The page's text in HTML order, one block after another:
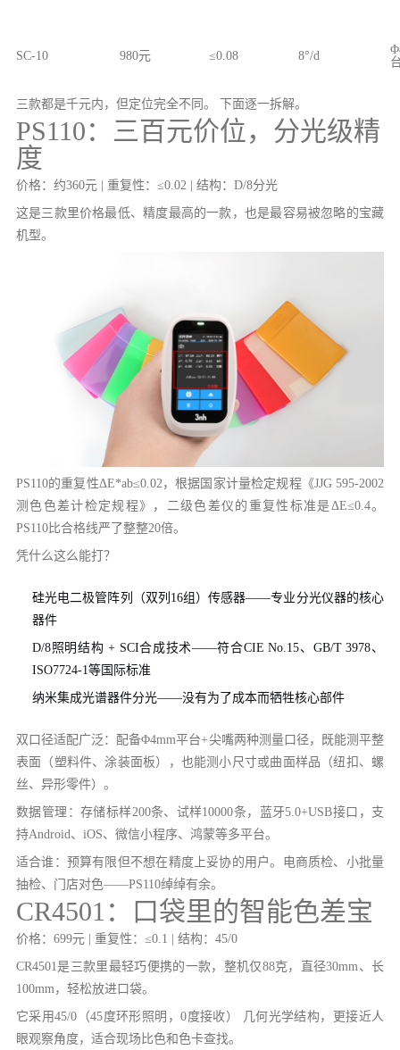
SC-10 980元 ≤0.08 8°/d
三款都是千元内，但定位完全不同。 下面逐一拆解。
PS110：三百元价位，分光级精
度
价格：约360元 | 重复性：≤0.02 | 结构：D/8分光
这是三款里价格最低、精度最高的一款，也是最容易被忽略的宝藏
机型。
PS110的重复性ΔE*ab≤0.02，根据国家计量检定规程《JJG 595-2002
测色色差计检定规程》，二级色差仪的重复性标准是ΔE≤0.4。
PS110比合格线严了整整20倍。
凭什么这么能打？
硅光电二极管阵列（双列16组）传感器——专业分光仪器的核心
器件
D/8照明结构 + SCI合成技术——符合CIE No.15、GB/T 3978、
ISO7724-1等国际标准
纳米集成光谱器件分光——没有为了成本而牺牲核心部件
双口径适配广泛：配备Φ4mm平台+尖嘴两种测量口径，既能测平整
表面（塑料件、涂装面板），也能测小尺寸或曲面样品（纽扣、螺
丝、异形零件）。
数据管理：存储标样200条、试样10000条，蓝牙5.0+USB接口，支
持Android、iOS、微信小程序、鸿蒙等多平台。
适合谁：预算有限但不想在精度上妥协的用户。电商质检、小批量
抽检、门店对色——PS110绰绰有余。
CR4501：口袋里的智能色差宝
价格：699元 | 重复性：≤0.1 | 结构：45/0
CR4501是三款里最轻巧便携的一款，整机仅88克，直径30mm、长
100mm，轻松放进口袋。
它采用45/0（45度环形照明，0度接收） 几何光学结构，更接近人
眼观察角度，适合现场比色和色卡查找。